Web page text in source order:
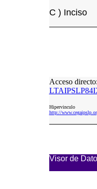
C ) Inciso
Acceso directo:
Hipervinculo
http://
Visor de